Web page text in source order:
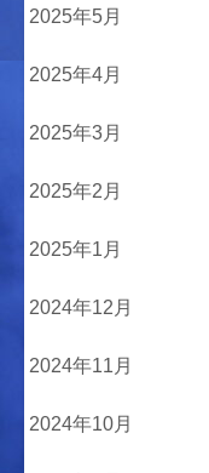
2025年5月
2025年4月
2025年3月
2025年2月
2025年1月
2024年12月
2024年11月
2024年10月